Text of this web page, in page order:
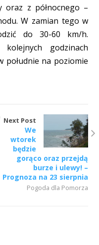
oraz z północnego –
W zamian tego w
do 30-60 km/h.
godzinach
południe na poziomie
Next Post
We
wtorek
będzie
gorąco oraz przejdą
burze i ulewy! –
Prognoza na 23 sierpnia
Pogoda dla Pomorza